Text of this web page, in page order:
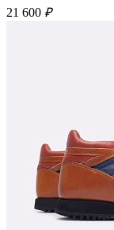
21 600 ₽